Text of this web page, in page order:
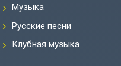
Музыка
Русские песни
Клубная музыка